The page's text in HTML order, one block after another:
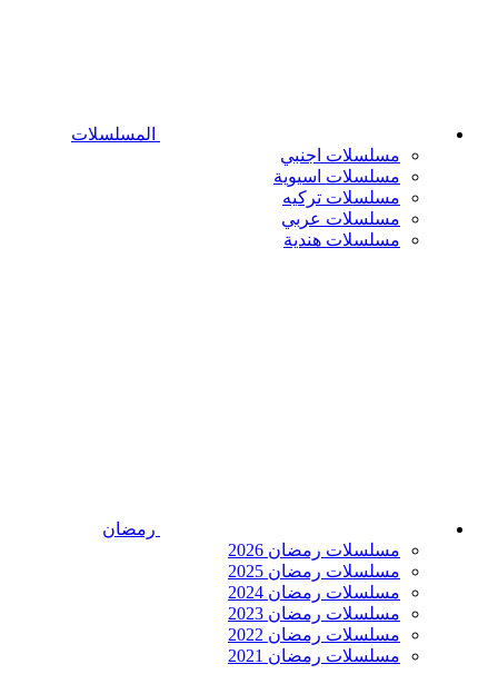
المسلسلات
مسلسلات اجنبي
مسلسلات اسيوية
مسلسلات تركيه
مسلسلات عربي
مسلسلات هندية
رمضان
مسلسلات رمضان 2026
مسلسلات رمضان 2025
مسلسلات رمضان 2024
مسلسلات رمضان 2023
مسلسلات رمضان 2022
مسلسلات رمضان 2021